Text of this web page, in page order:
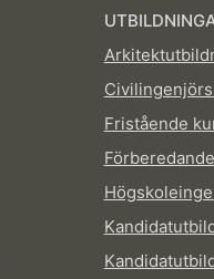
Fristående